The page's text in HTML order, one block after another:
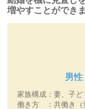
増やすことができ
男性
家族構成 ： 妻、子ど
働き方
： 共働き（